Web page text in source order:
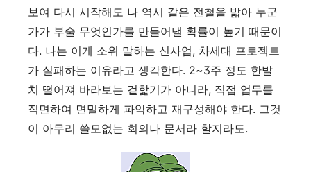
보여 다시 시작해도 나 역시 같은 전철을 밟아 누군
가가 부술 무엇인가를 만들어낼 확률이 높기 때문이
다. 나는 이게 소위 말하는 신사업, 차세대 프로젝트
가 실패하는 이유라고 생각한다. 2~3주 정도 한발
치 떨어져 바라보는 겉핥기가 아니라, 직접 업무를
직면하여 면밀하게 파악하고 재구성해야 한다. 그것
이 아무리 쓸모없는 회의나 문서라 할지라도.